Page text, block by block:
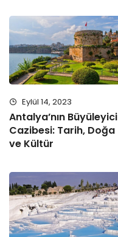
Eylül 14, 2023
Antalya’nın Büyüleyici
Cazibesi: Tarih, Doğa
ve Kültür